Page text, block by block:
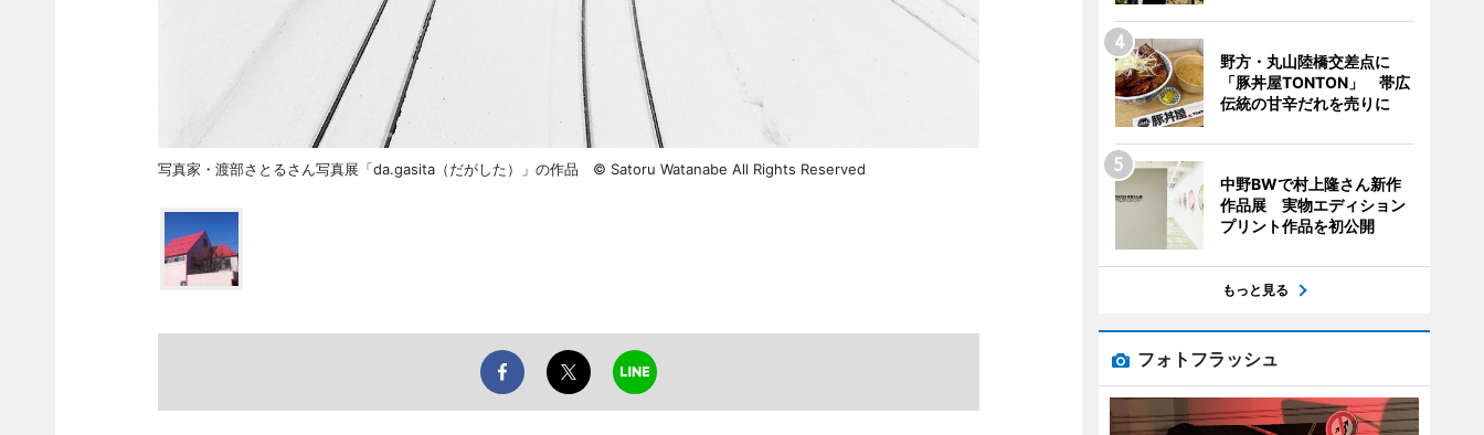
写真家・渡部さとるさん写真展「da.gasita（だがした）」の作品 © Satoru Watanabe All Rights Reserved
野方・丸山陸橋交差点に
「豚丼屋TONTON」 帯広
伝統の甘辛だれを売りに
中野BWで村上隆さん新作
作品展 実物エディション
プリント作品を初公開
もっと見る
フォトフラッシュ